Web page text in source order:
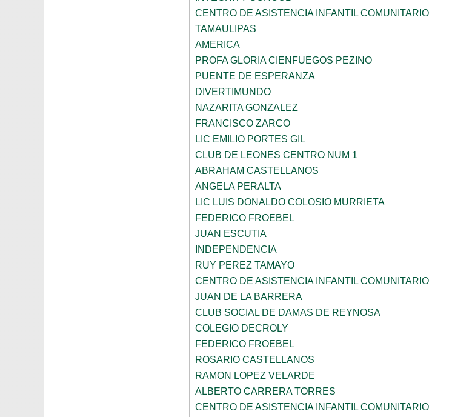
CENTRO DE ASISTENCIA INFANTIL COMUNITARIO
TAMAULIPAS
AMERICA
PROFA GLORIA CIENFUEGOS PEZINO
PUENTE DE ESPERANZA
DIVERTIMUNDO
NAZARITA GONZALEZ
FRANCISCO ZARCO
LIC EMILIO PORTES GIL
CLUB DE LEONES CENTRO NUM 1
ABRAHAM CASTELLANOS
ANGELA PERALTA
LIC LUIS DONALDO COLOSIO MURRIETA
FEDERICO FROEBEL
JUAN ESCUTIA
INDEPENDENCIA
RUY PEREZ TAMAYO
CENTRO DE ASISTENCIA INFANTIL COMUNITARIO
JUAN DE LA BARRERA
CLUB SOCIAL DE DAMAS DE REYNOSA
COLEGIO DECROLY
FEDERICO FROEBEL
ROSARIO CASTELLANOS
RAMON LOPEZ VELARDE
ALBERTO CARRERA TORRES
CENTRO DE ASISTENCIA INFANTIL COMUNITARIO